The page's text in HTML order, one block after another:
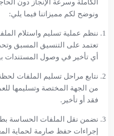
الكاملة وسرعة الإنجاز دون
ونوضح لكم مميزاتنا فيما يلي:
ننظم عملية تسليم واستلام
تعتمد على التنسيق المسبق
أي تأخير في وصول المستندات
نتابع مراحل تسليم الملفات
من الجهة المختصة وتسليمها
فقد أو تأخير.
نضمن نقل الملفات الحساسة
إجراءات حفظ صارمة لحماية